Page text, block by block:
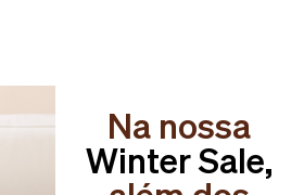
Na nossa
Winter Sale,